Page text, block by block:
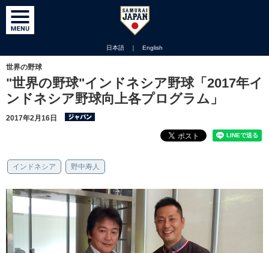
日本語 ｜ English
世界の野球
"世界の野球"インドネシア野球「2017年イ
ンドネシア野球向上各プログラム」
2017年2月16日
インドネシア 野中寿人